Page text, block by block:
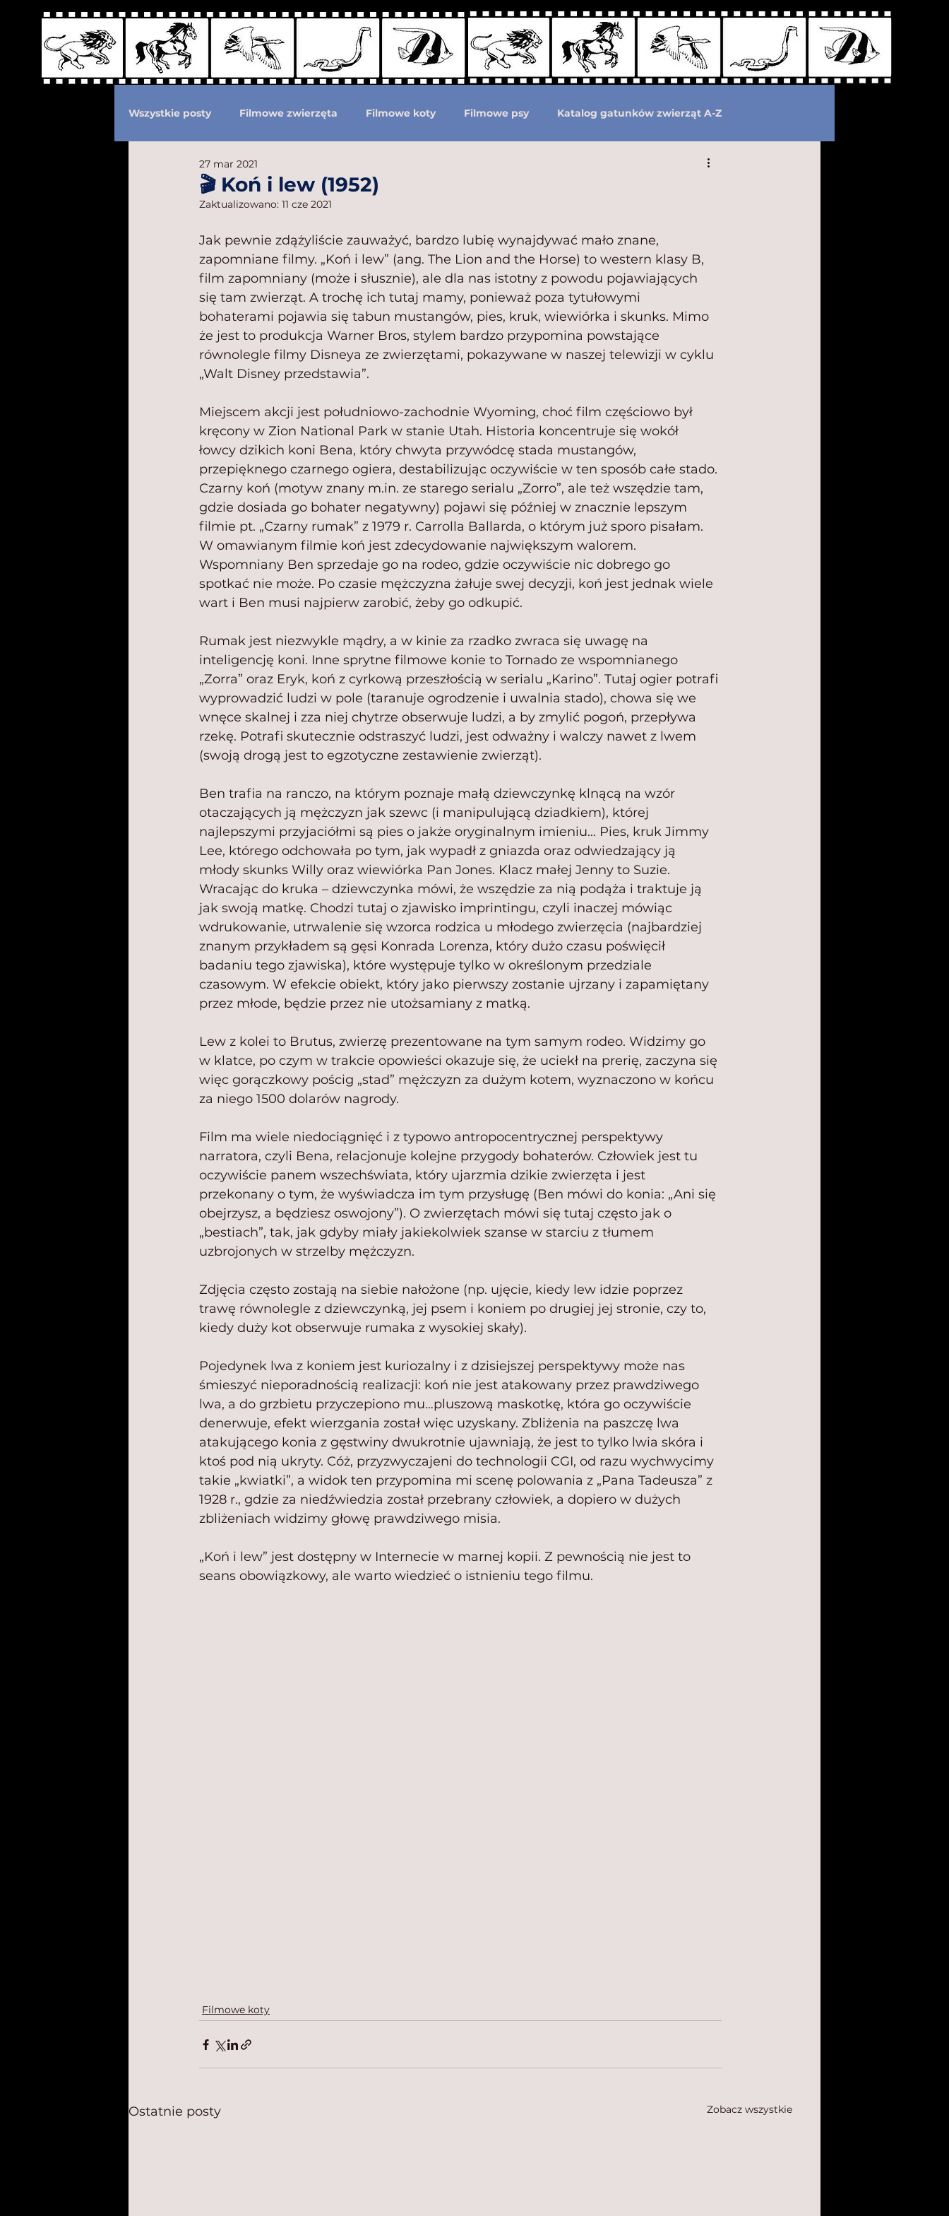
Wszystkie posty Filmowe zwierzęta Filmowe koty Filmowe psy Katalog gatunków zwierząt A-Z
Podział według ras kotów Kryptozoologia
🎬 Koń i lew (1952)
27 mar 2021
Zaktualizowano: 11 cze 2021
Jak pewnie zdążyliście zauważyć, bardzo lubię wynajdywać mało znane,
zapomniane filmy. „Koń i lew” (ang. The Lion and the Horse) to western klasy B,
film zapomniany (może i słusznie), ale dla nas istotny z powodu pojawiających
się tam zwierząt. A trochę ich tutaj mamy, ponieważ poza tytułowymi
bohaterami pojawia się tabun mustangów, pies, kruk, wiewiórka i skunks. Mimo
że jest to produkcja Warner Bros, stylem bardzo przypomina powstające
równolegle filmy Disneya ze zwierzętami, pokazywane w naszej telewizji w cyklu
„Walt Disney przedstawia”.
Miejscem akcji jest południowo-zachodnie Wyoming, choć film częściowo był
kręcony w Zion National Park w stanie Utah. Historia koncentruje się wokół
łowcy dzikich koni Bena, który chwyta przywódcę stada mustangów,
przepięknego czarnego ogiera, destabilizując oczywiście w ten sposób całe stado.
Czarny koń (motyw znany m.in. ze starego serialu „Zorro”, ale też wszędzie tam,
gdzie dosiada go bohater negatywny) pojawi się później w znacznie lepszym
filmie pt. „Czarny rumak” z 1979 r. Carrolla Ballarda, o którym już sporo pisałam.
W omawianym filmie koń jest zdecydowanie największym walorem.
Wspomniany Ben sprzedaje go na rodeo, gdzie oczywiście nic dobrego go
spotkać nie może. Po czasie mężczyzna żałuje swej decyzji, koń jest jednak wiele
wart i Ben musi najpierw zarobić, żeby go odkupić.
Rumak jest niezwykle mądry, a w kinie za rzadko zwraca się uwagę na
inteligencję koni. Inne sprytne filmowe konie to Tornado ze wspomnianego
„Zorra” oraz Eryk, koń z cyrkową przeszłością w serialu „Karino”. Tutaj ogier potrafi
wyprowadzić ludzi w pole (taranuje ogrodzenie i uwalnia stado), chowa się we
wnęce skalnej i zza niej chytrze obserwuje ludzi, a by zmylić pogoń, przepływa
rzekę. Potrafi skutecznie odstraszyć ludzi, jest odważny i walczy nawet z lwem
(swoją drogą jest to egzotyczne zestawienie zwierząt).
Ben trafia na ranczo, na którym poznaje małą dziewczynkę klnącą na wzór
otaczających ją mężczyzn jak szewc (i manipulującą dziadkiem), której
najlepszymi przyjaciółmi są pies o jakże oryginalnym imieniu… Pies, kruk Jimmy
Lee, którego odchowała po tym, jak wypadł z gniazda oraz odwiedzający ją
młody skunks Willy oraz wiewiórka Pan Jones. Klacz małej Jenny to Suzie.
Wracając do kruka – dziewczynka mówi, że wszędzie za nią podąża i traktuje ją
jak swoją matkę. Chodzi tutaj o zjawisko imprintingu, czyli inaczej mówiąc
wdrukowanie, utrwalenie się wzorca rodzica u młodego zwierzęcia (najbardziej
znanym przykładem są gęsi Konrada Lorenza, który dużo czasu poświęcił
badaniu tego zjawiska), które występuje tylko w określonym przedziale
czasowym. W efekcie obiekt, który jako pierwszy zostanie ujrzany i zapamiętany
przez młode, będzie przez nie utożsamiany z matką.
Lew z kolei to Brutus, zwierzę prezentowane na tym samym rodeo. Widzimy go
w klatce, po czym w trakcie opowieści okazuje się, że uciekł na prerię, zaczyna się
więc gorączkowy pościg „stad” mężczyzn za dużym kotem, wyznaczono w końcu
za niego 1500 dolarów nagrody.
Film ma wiele niedociągnięć i z typowo antropocentrycznej perspektywy
narratora, czyli Bena, relacjonuje kolejne przygody bohaterów. Człowiek jest tu
oczywiście panem wszechświata, który ujarzmia dzikie zwierzęta i jest
przekonany o tym, że wyświadcza im tym przysługę (Ben mówi do konia: „Ani się
obejrzysz, a będziesz oswojony”). O zwierzętach mówi się tutaj często jak o
„bestiach”, tak, jak gdyby miały jakiekolwiek szanse w starciu z tłumem
uzbrojonych w strzelby mężczyzn.
Zdjęcia często zostają na siebie nałożone (np. ujęcie, kiedy lew idzie poprzez
trawę równolegle z dziewczynką, jej psem i koniem po drugiej jej stronie, czy to,
kiedy duży kot obserwuje rumaka z wysokiej skały).
Pojedynek lwa z koniem jest kuriozalny i z dzisiejszej perspektywy może nas
śmieszyć nieporadnością realizacji: koń nie jest atakowany przez prawdziwego
lwa, a do grzbietu przyczepiono mu…pluszową maskotkę, która go oczywiście
denerwuje, efekt wierzgania został więc uzyskany. Zbliżenia na paszczę lwa
atakującego konia z gęstwiny dwukrotnie ujawniają, że jest to tylko lwia skóra i
ktoś pod nią ukryty. Cóż, przyzwyczajeni do technologii CGI, od razu wychwycimy
takie „kwiatki”, a widok ten przypomina mi scenę polowania z „Pana Tadeusza” z
1928 r., gdzie za niedźwiedzia został przebrany człowiek, a dopiero w dużych
zbliżeniach widzimy głowę prawdziwego misia.
„Koń i lew” jest dostępny w Internecie w marnej kopii. Z pewnością nie jest to
seans obowiązkowy, ale warto wiedzieć o istnieniu tego filmu.
Filmowe koty
Ostatnie posty Zobacz wszystkie